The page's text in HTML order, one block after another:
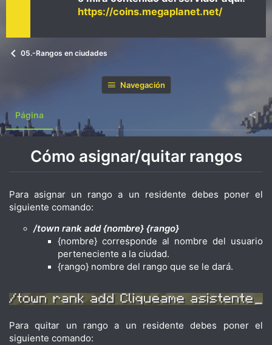
ó
n
https://coins.megaplanet.net/
05.-Rangos en ciudades
Navegación
Página
Cómo asignar/quitar rangos
Para asignar un rango a un residente debes poner el
siguiente comando:
/town rank add {nombre} {rango}
{nombre} corresponde al nombre del usuario
perteneciente a la ciudad.
{rango} nombre del rango que se le dará.
Para quitar un rango a un residente debes poner el
siguiente comando: